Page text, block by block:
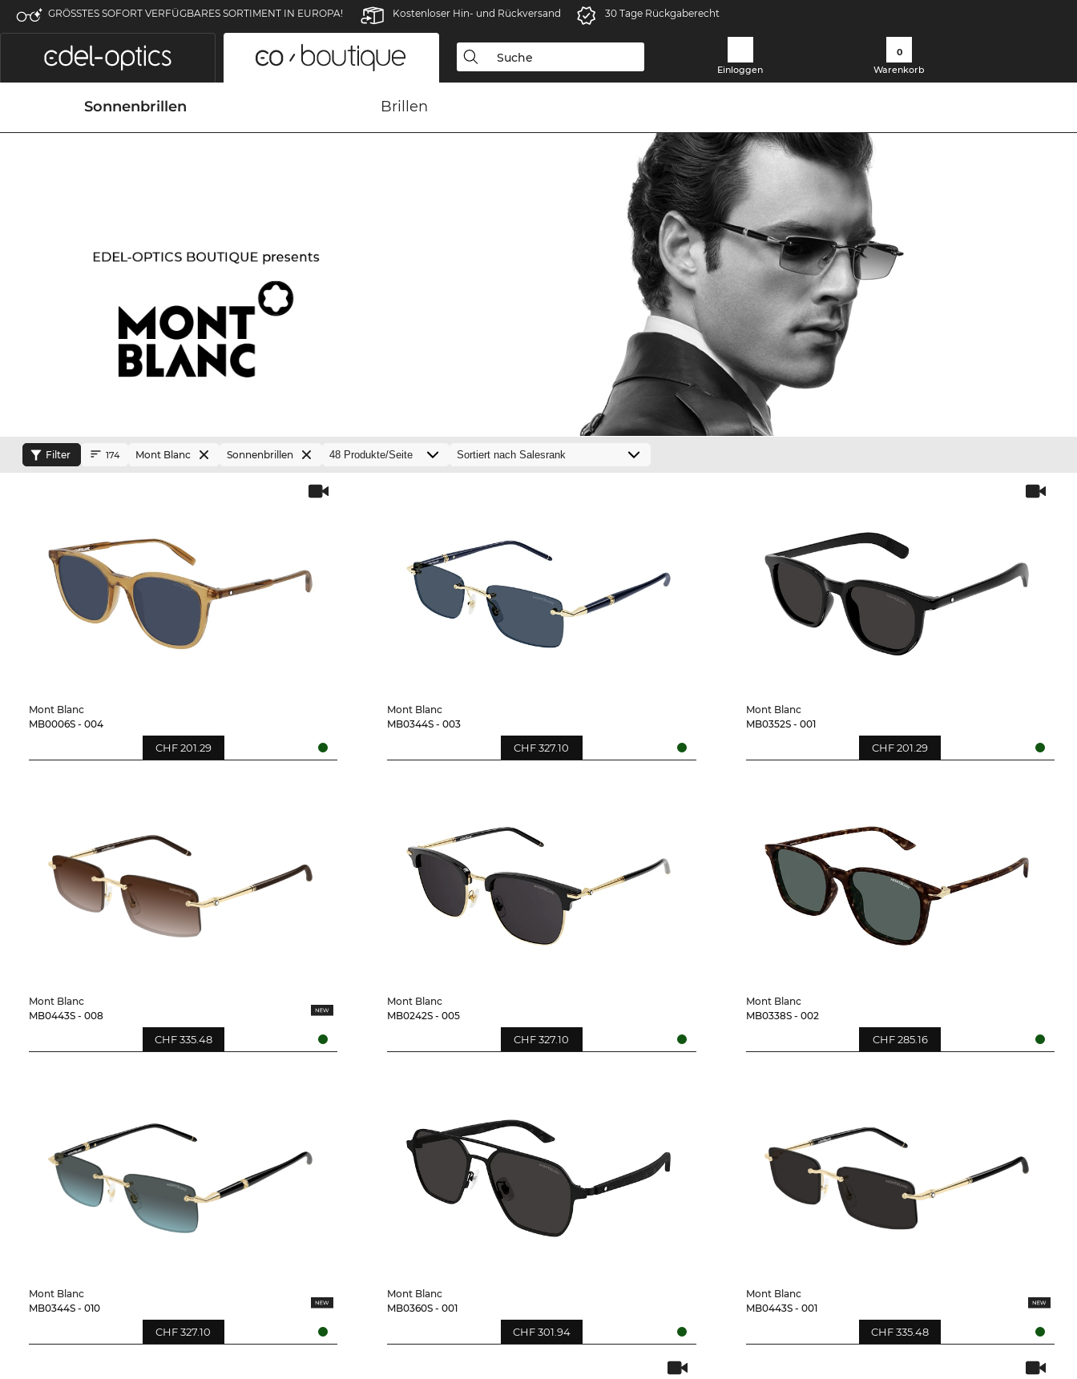
GRÖSSTES SOFORT VERFÜGBARES SORTIMENT IN EUROPA! Kostenloser Hin- und Rückversand 30 Tage Rückgaberecht
Einloggen
0
Warenkorb
Sonnenbrillen Brillen
Filter 174 Mont Blanc Sonnenbrillen
Mont Blanc
MB0006S - 004
CHF 201.29
Mont Blanc
MB0344S - 003
CHF 327.10
Mont Blanc
MB0352S - 001
CHF 201.29
Mont Blanc
MB0443S - 008
CHF 335.48
Mont Blanc
MB0242S - 005
CHF 327.10
Mont Blanc
MB0338S - 002
CHF 285.16
Mont Blanc
MB0344S - 010
CHF 327.10
Mont Blanc
MB0360S - 001
CHF 301.94
Mont Blanc
MB0443S - 001
CHF 335.48